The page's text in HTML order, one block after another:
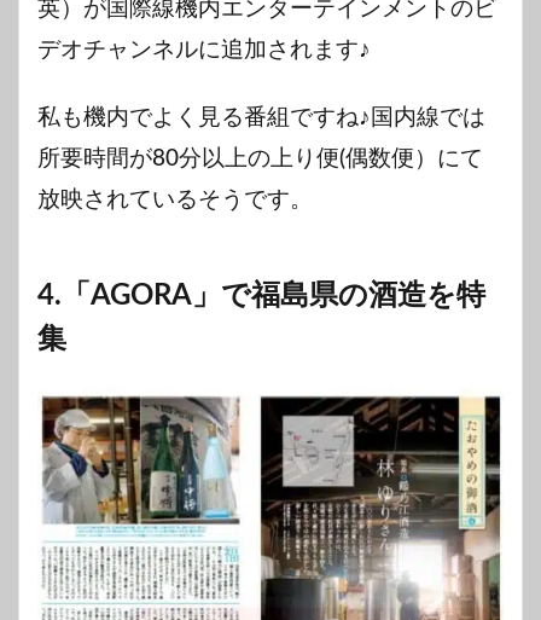
英）が国際線機内エンターテインメントのビ
デオチャンネルに追加されます♪
私も機内でよく見る番組ですね♪国内線では
所要時間が80分以上の上り便(偶数便）にて
放映されているそうです。
4. 「AGORA」で福島県の酒造を特
集